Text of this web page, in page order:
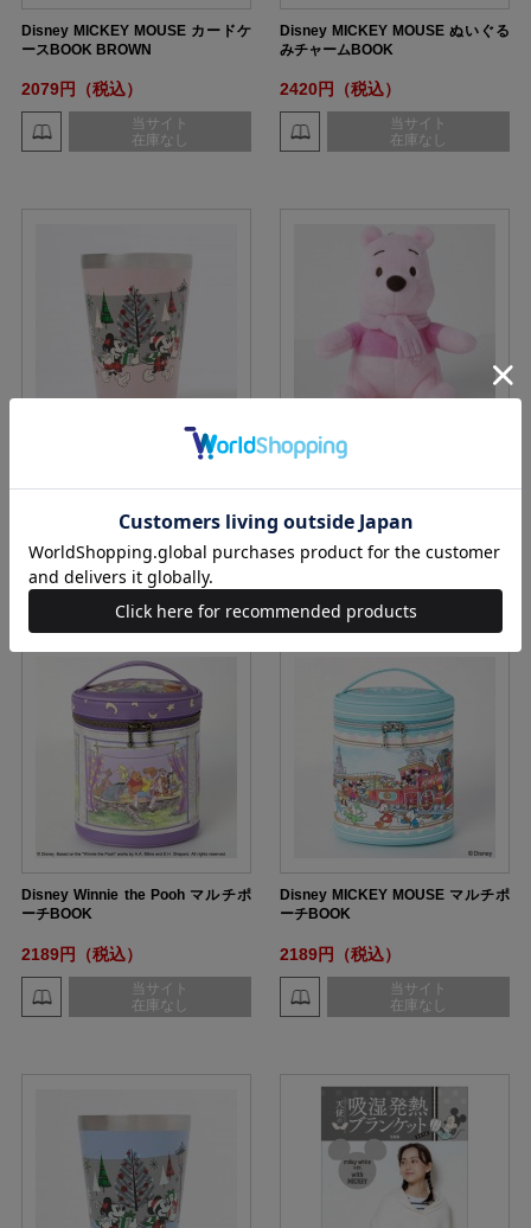
Disney MICKEY MOUSE カードケ
ースBOOK BROWN
2079円（税込）
当サイト
在庫なし
Disney MICKEY MOUSE ぬいぐる
みチャームBOOK
2420円（税込）
当サイト
在庫なし
Disney カップコーヒータンブラー
1760円（税込）
当サイト
在庫なし
Disney Winnie the Pooh ぬいぐる
2420円（税込）
当サイト
Disney Winnie the Pooh マルチポ
ーチBOOK
2189円（税込）
当サイト
在庫なし
Disney MICKEY MOUSE マルチポ
ーチBOOK
2189円（税込）
当サイト
在庫なし